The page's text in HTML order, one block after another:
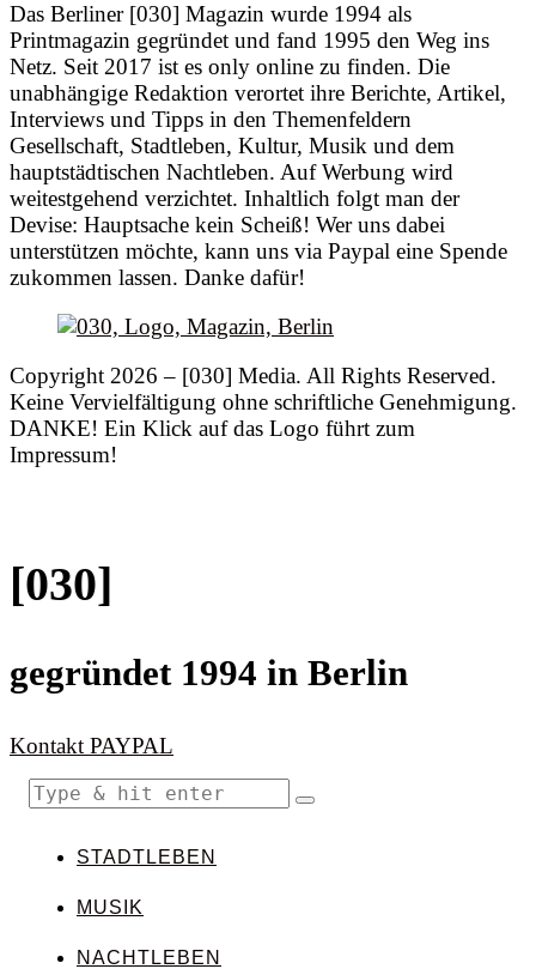
Das Berliner [030] Magazin wurde 1994 als
Printmagazin gegründet und fand 1995 den Weg ins
Netz. Seit 2017 ist es only online zu finden. Die
unabhängige Redaktion verortet ihre Berichte, Artikel,
Interviews und Tipps in den Themenfeldern
Gesellschaft, Stadtleben, Kultur, Musik und dem
hauptstädtischen Nachtleben. Auf Werbung wird
weitestgehend verzichtet. Inhaltlich folgt man der
Devise: Hauptsache kein Scheiß! Wer uns dabei
unterstützen möchte, kann uns via Paypal eine Spende
zukommen lassen. Danke dafür!
Copyright 2026 – [030] Media. All Rights Reserved.
Keine Vervielfältigung ohne schriftliche Genehmigung.
DANKE! Ein Klick auf das Logo führt zum
Impressum!
[030]
gegründet 1994 in Berlin
Kontakt PAYPAL
STADTLEBEN
MUSIK
NACHTLEBEN